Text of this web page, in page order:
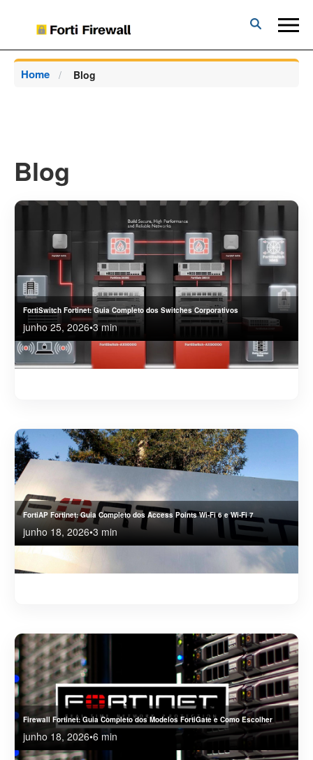
Forti
Firewall
Home Blog
Blog
FortiSwitch Fortinet: Guia Completo dos Switches Corporativos
junho 25, 2026•3 min
FortiAP Fortinet: Guia Completo dos Access Points Wi-Fi 6 e Wi-Fi 7
junho 18, 2026•3 min
Firewall Fortinet: Guia Completo dos Modelos FortiGate e Como Escolher
junho 18, 2026•6 min